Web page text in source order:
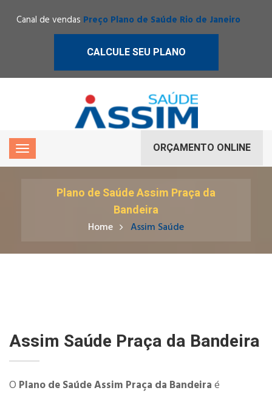
Canal de vendas Preço Plano de Saúde Rio de Janeiro
CALCULE SEU PLANO
ORÇAMENTO ONLINE
Plano de Saúde Assim Praça da
Bandeira
Home Assim Saúde
Assim Saúde Praça da Bandeira
O Plano de Saúde Assim Praça da Bandeira é